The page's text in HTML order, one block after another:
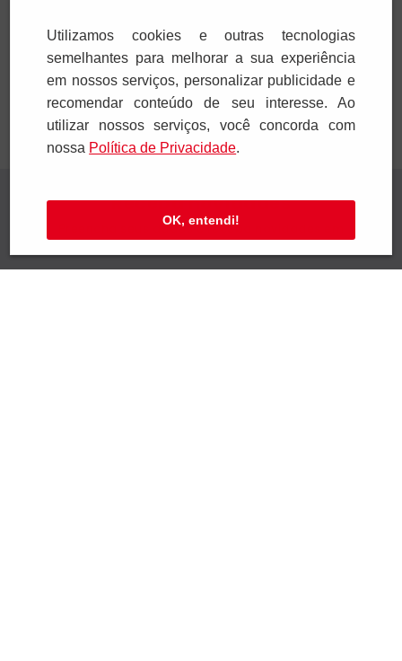
Adicionar Adicionar
Receba novidades
Preencha seus dados e receba novidades em
Utilizamos cookies e outras tecnologias
semelhantes para melhorar a sua experiência
em nossos serviços, personalizar publicidade e
recomendar conteúdo de seu interesse. Ao
utilizar nossos serviços, você concorda com
nossa Polí­tica de Privacidade.
OK, entendi!